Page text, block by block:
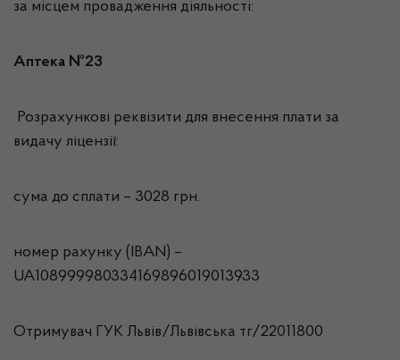
за місцем провадження діяльності:
Аптека №23
Розрахункові реквізити для внесення плати за
видачу ліцензії:
сума до сплати – 3028 грн.
номер рахунку (IBAN) –
UA108999980334169896019013933
Отримувач ГУК Львiв/Львівська тг/22011800